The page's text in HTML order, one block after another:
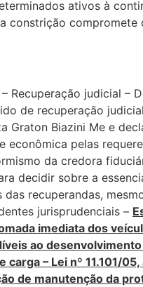
ativos à
constrição
Recuperação judicial –
de recuperação
Graton Biazini Me e
econômica pelas
da credora
decidir sobre a
das recuperandas,
jurisprudenciais –
imediata dos
ao
– Lei nº 11.101/
de manutenção da